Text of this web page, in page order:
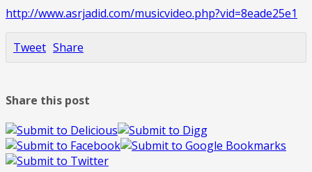
http://www.asrjadid.com/musicvideo.php?vid=8eade25e1
Tweet Share
Share this post